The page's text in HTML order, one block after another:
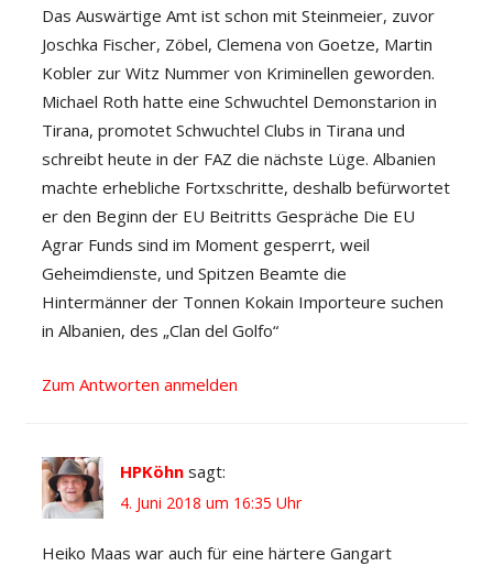
Das Auswärtige Amt ist schon mit Steinmeier, zuvor
Joschka Fischer, Zöbel, Clemena von Goetze, Martin
Kobler zur Witz Nummer von Kriminellen geworden.
Michael Roth hatte eine Schwuchtel Demonstarion in
Tirana, promotet Schwuchtel Clubs in Tirana und
schreibt heute in der FAZ die nächste Lüge. Albanien
machte erhebliche Fortxschritte, deshalb befürwortet
er den Beginn der EU Beitritts Gespräche Die EU
Agrar Funds sind im Moment gesperrt, weil
Geheimdienste, und Spitzen Beamte die
Hintermänner der Tonnen Kokain Importeure suchen
in Albanien, des „Clan del Golfo“
Zum Antworten anmelden
HPKöhn sagt:
4. Juni 2018 um 16:35 Uhr
Heiko Maas war auch für eine härtere Gangart